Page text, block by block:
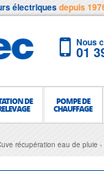
électriquesdepuis
Nous
01
DE POMPE DE
CHAUFFAGE
récupération eau de pluie